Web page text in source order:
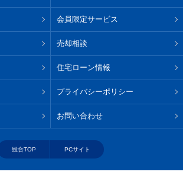
会員限定サービス
売却相談
住宅ローン情報
プライバシーポリシー
お問い合わせ
総合TOP PCサイト